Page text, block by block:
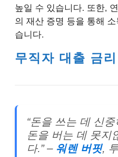
높일 수 있습니다. 또한,
의 재산 증명 등을 통해
습니다.
무직자 대출 금
“돈을 쓰는 데 신
돈을 버는 데 못지
다.” – 워렌 버핏,